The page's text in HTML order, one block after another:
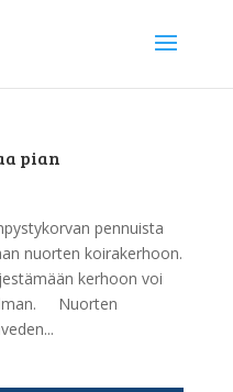
pian
pennuista
nuorten koirakerhoon.
kerhoon voi
Nuorten